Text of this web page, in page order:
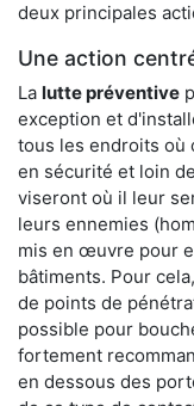
deux principales
Une action
La lutte préventive
exception et
tous les endroits où
en sécurité et loin
viseront où il leur
leurs ennemies
mis en œuvre pour
bâtiments. Pour
de points de
possible pour
fortement
en dessous des